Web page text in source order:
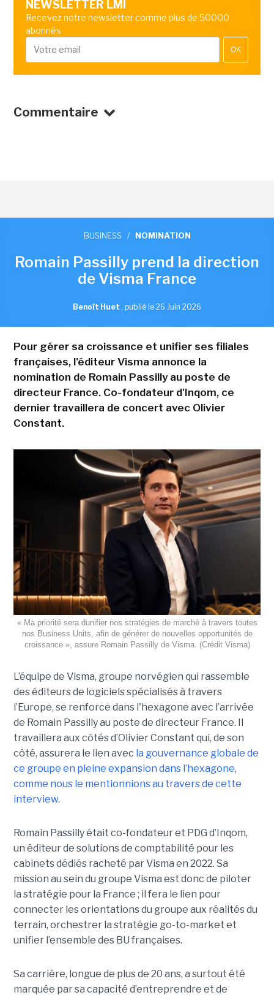
NEWSLETTER LMI
Recevez notre newsletter comme plus de 50000
abonnés
OK
Commentaire
BUSINESS / NOMINATION
Romain Passilly prend la direction
de Visma France
Benoît Huet , publié le 26 Juin 2026
Pour gérer sa croissance et unifier ses filiales
françaises, l'éditeur Visma annonce la
nomination de Romain Passilly au poste de
directeur France. Co-fondateur d'Inqom, ce
dernier travaillera de concert avec Olivier
Constant.
« Ma priorité sera dunifier nos stratégies de marché à travers toutes
nos Business Units, afin de générer de nouvelles opportunités de
croissance », assure Romain Passilly de Visma. (Crédit Visma)
L’équipe de Visma, groupe norvégien qui rassemble
des éditeurs de logiciels spécialisés à travers
l’Europe, se renforce dans l'hexagone avec l’arrivée
de Romain Passilly au poste de directeur France. Il
travaillera aux côtés d’Olivier Constant qui, de son
côté, assurera le lien avec la gouvernance globale de
ce groupe en pleine expansion dans l’hexagone,
comme nous le mentionnions au travers de cette
interview.
Romain Passilly était co-fondateur et PDG d’Inqom,
un éditeur de solutions de comptabilité pour les
cabinets dédiés racheté par Visma en 2022. Sa
mission au sein du groupe Visma est donc de piloter
la stratégie pour la France ; il fera le lien pour
connecter les orientations du groupe aux réalités du
terrain, orchestrer la stratégie go-to-market et
unifier l’ensemble des BU françaises.
Sa carrière, longue de plus de 20 ans, a surtout été
marquée par sa capacité d’entreprendre et de